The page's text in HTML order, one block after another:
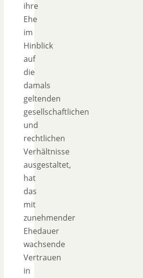
ihre
Ehe
im
Hinblick
auf
die
damals
geltenden
gesellschaftlichen
und
rechtlichen
Verhältnisse
ausgestaltet,
hat
das
mit
zunehmender
Ehedauer
wachsende
Vertrauen
in